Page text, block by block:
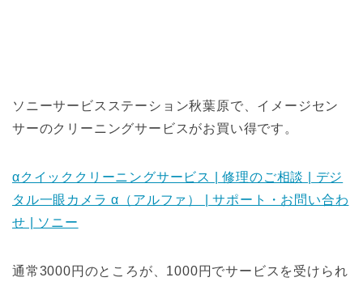
ソニーサービスステーション秋葉原で、イメージセン
サーのクリーニングサービスがお買い得です。
αクイッククリーニングサービス | 修理のご相談 | デジ
タル一眼カメラ α（アルファ） | サポート・お問い合わ
せ | ソニー
通常3000円のところが、1000円でサービスを受けられ